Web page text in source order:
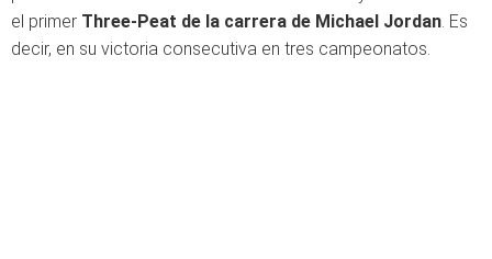
el primer Three-Peat de la carrera de Michael Jordan. Es
decir, en su victoria consecutiva en tres campeonatos.